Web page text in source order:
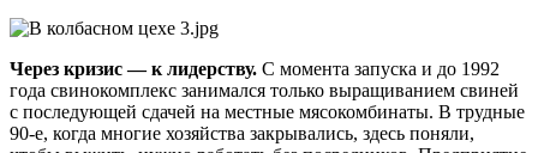
Через кризис — к лидерству. С момента запуска и до 1992
года свинокомплекс занимался только выращиванием свиней
с последующей сдачей на местные мясокомбинаты. В трудные
90-е, когда многие хозяйства закрывались, здесь поняли,